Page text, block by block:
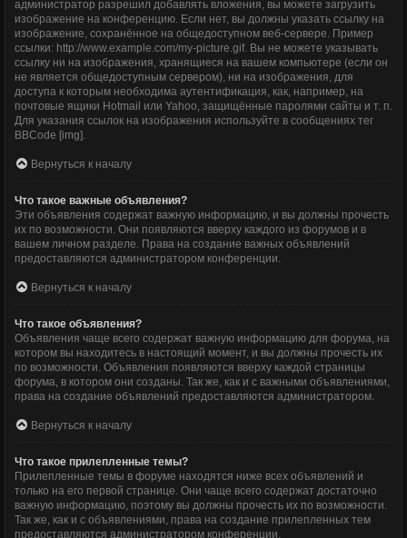
администратор разрешил добавлять вложения, вы можете загрузить
изображение на конференцию. Если нет, вы должны указать ссылку на
изображение, сохранённое на общедоступном веб-сервере. Пример
ссылки: http://www.example.com/my-picture.gif. Вы не можете указывать
ссылку ни на изображения, хранящиеся на вашем компьютере (если он
не является общедоступным сервером), ни на изображения, для
доступа к которым необходима аутентификация, как, например, на
почтовые ящики Hotmail или Yahoo, защищённые паролями сайты и т. п.
Для указания ссылок на изображения используйте в сообщениях тег
BBCode [img].
Вернуться к началу
Что такое важные объявления?
Эти объявления содержат важную информацию, и вы должны прочесть
их по возможности. Они появляются вверху каждого из форумов и в
вашем личном разделе. Права на создание важных объявлений
предоставляются администратором конференции.
Вернуться к началу
Что такое объявления?
Объявления чаще всего содержат важную информацию для форума, на
котором вы находитесь в настоящий момент, и вы должны прочесть их
по возможности. Объявления появляются вверху каждой страницы
форума, в котором они созданы. Так же, как и с важными объявлениями,
права на создание объявлений предоставляются администратором.
Вернуться к началу
Что такое прилепленные темы?
Прилепленные темы в форуме находятся ниже всех объявлений и
только на его первой странице. Они чаще всего содержат достаточно
важную информацию, поэтому вы должны прочесть их по возможности.
Так же, как и с объявлениями, права на создание прилепленных тем
предоставляются администратором конференции.